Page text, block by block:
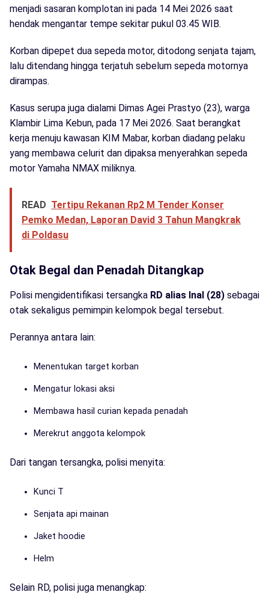
menjadi sasaran komplotan ini pada 14 Mei 2026 saat
hendak mengantar tempe sekitar pukul 03.45 WIB.
Korban dipepet dua sepeda motor, ditodong senjata tajam,
lalu ditendang hingga terjatuh sebelum sepeda motornya
dirampas.
Kasus serupa juga dialami Dimas Agei Prastyo (23), warga
Klambir Lima Kebun, pada 17 Mei 2026. Saat berangkat
kerja menuju kawasan KIM Mabar, korban diadang pelaku
yang membawa celurit dan dipaksa menyerahkan sepeda
motor Yamaha NMAX miliknya.
READ Tertipu Rekanan Rp2 M Tender Konser
Pemko Medan, Laporan David 3 Tahun Mangkrak
di Poldasu
Otak Begal dan Penadah Ditangkap
Polisi mengidentifikasi tersangka RD alias Inal (28) sebagai
otak sekaligus pemimpin kelompok begal tersebut.
Perannya antara lain:
Menentukan target korban
Mengatur lokasi aksi
Membawa hasil curian kepada penadah
Merekrut anggota kelompok
Dari tangan tersangka, polisi menyita:
Kunci T
Senjata api mainan
Jaket hoodie
Helm
Selain RD, polisi juga menangkap: